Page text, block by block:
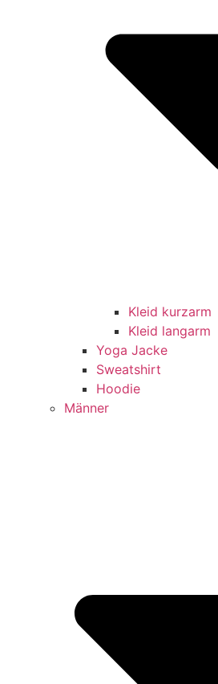
Kleid kurzarm
Kleid langarm
Yoga Jacke
Sweatshirt
Hoodie
Männer